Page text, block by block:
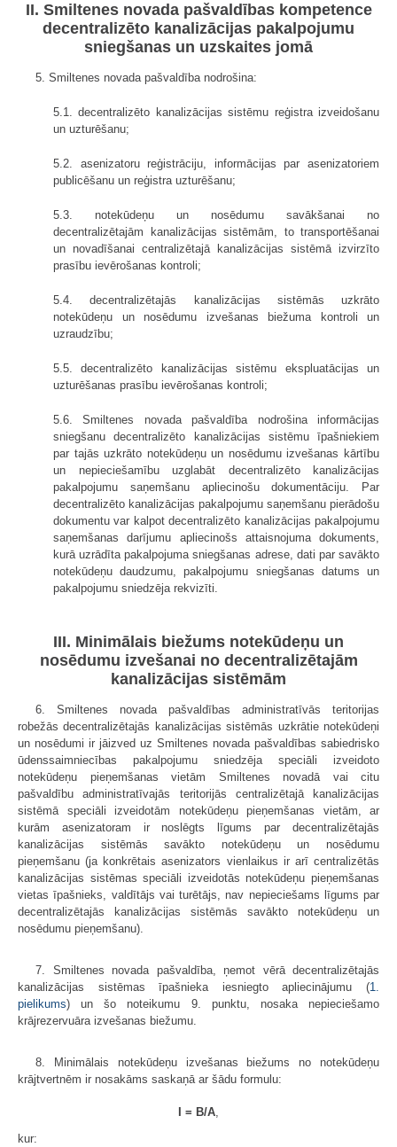
II. Smiltenes novada pašvaldības kompetence
decentralizēto kanalizācijas pakalpojumu
sniegšanas un uzskaites jomā
5. Smiltenes novada pašvaldība nodrošina:
5.1. decentralizēto kanalizācijas sistēmu reģistra izveidošanu
un uzturēšanu;
5.2. asenizatoru reģistrāciju, informācijas par asenizatoriem
publicēšanu un reģistra uzturēšanu;
5.3. notekūdeņu un nosēdumu savākšanai no
decentralizētajām kanalizācijas sistēmām, to transportēšanai
un novadīšanai centralizētajā kanalizācijas sistēmā izvirzīto
prasību ievērošanas kontroli;
5.4. decentralizētajās kanalizācijas sistēmās uzkrāto
notekūdeņu un nosēdumu izvešanas biežuma kontroli un
uzraudzību;
5.5. decentralizēto kanalizācijas sistēmu ekspluatācijas un
uzturēšanas prasību ievērošanas kontroli;
5.6. Smiltenes novada pašvaldība nodrošina informācijas
sniegšanu decentralizēto kanalizācijas sistēmu īpašniekiem
par tajās uzkrāto notekūdeņu un nosēdumu izvešanas kārtību
un nepieciešamību uzglabāt decentralizēto kanalizācijas
pakalpojumu saņemšanu apliecinošu dokumentāciju. Par
decentralizēto kanalizācijas pakalpojumu saņemšanu pierādošu
dokumentu var kalpot decentralizēto kanalizācijas pakalpojumu
saņemšanas darījumu apliecinošs attaisnojuma dokuments,
kurā uzrādīta pakalpojuma sniegšanas adrese, dati par savākto
notekūdeņu daudzumu, pakalpojumu sniegšanas datums un
pakalpojumu sniedzēja rekvizīti.
III. Minimālais biežums notekūdeņu un
nosēdumu izvešanai no decentralizētajām
kanalizācijas sistēmām
6. Smiltenes novada pašvaldības administratīvās teritorijas
robežās decentralizētajās kanalizācijas sistēmās uzkrātie notekūdeņi
un nosēdumi ir jāizved uz Smiltenes novada pašvaldības sabiedrisko
ūdenssaimniecības pakalpojumu sniedzēja speciāli izveidoto
notekūdeņu pieņemšanas vietām Smiltenes novadā vai citu
pašvaldību administratīvajās teritorijās centralizētajā kanalizācijas
sistēmā speciāli izveidotām notekūdeņu pieņemšanas vietām, ar
kurām asenizatoram ir noslēgts līgums par decentralizētajās
kanalizācijas sistēmās savākto notekūdeņu un nosēdumu
pieņemšanu (ja konkrētais asenizators vienlaikus ir arī centralizētās
kanalizācijas sistēmas speciāli izveidotās notekūdeņu pieņemšanas
vietas īpašnieks, valdītājs vai turētājs, nav nepieciešams līgums par
decentralizētajās kanalizācijas sistēmās savākto notekūdeņu un
nosēdumu pieņemšanu).
7. Smiltenes novada pašvaldība, ņemot vērā decentralizētajās
kanalizācijas sistēmas īpašnieka iesniegto apliecinājumu (1.
pielikums) un šo noteikumu 9. punktu, nosaka nepieciešamo
krājrezervuāra izvešanas biežumu.
8. Minimālais notekūdeņu izvešanas biežums no notekūdeņu
krājtvertnēm ir nosakāms saskaņā ar šādu formulu:
I = B/A
kur: